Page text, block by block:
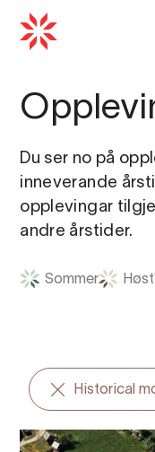
Du ser no på
inneverande
opplevingar
andre årstider.
Sommer Høst
Historical